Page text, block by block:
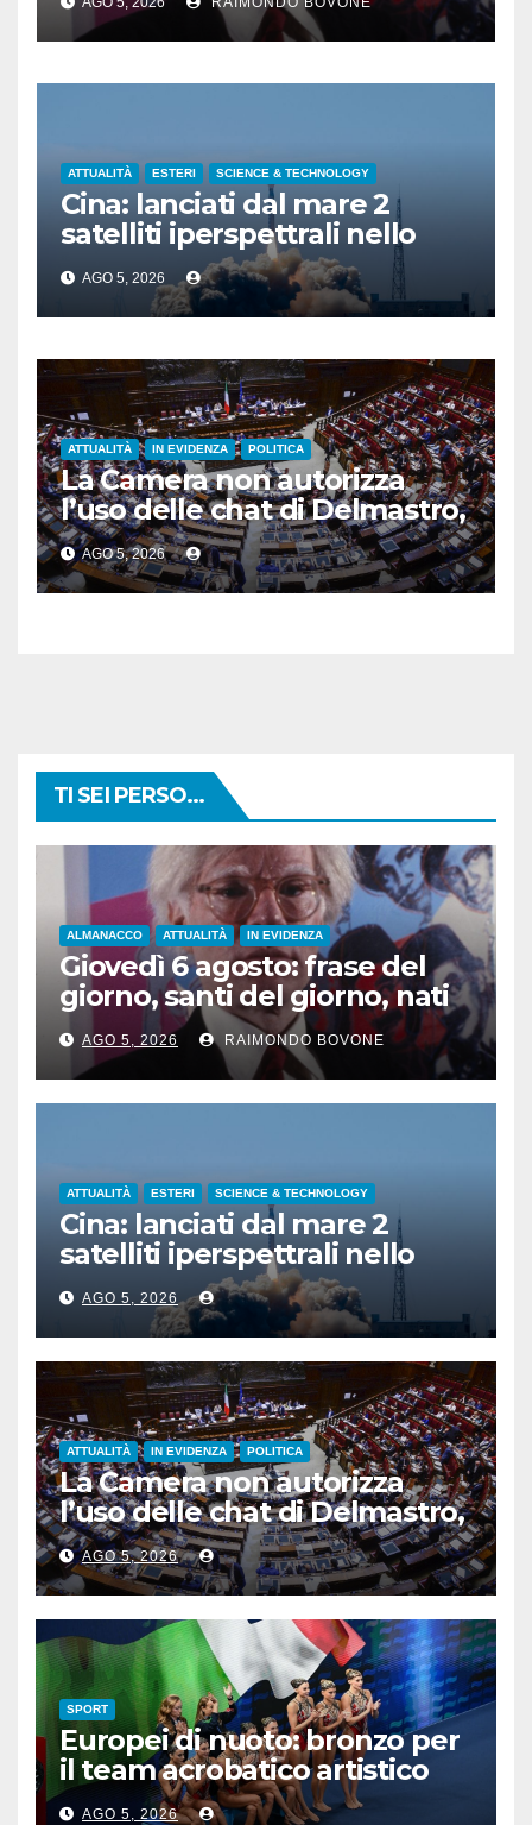
ATTUALITÀ ESTERI SCIENCE & TECHNOLOGY
Cina: lanciati dal mare 2
satelliti iperspettrali nello
Shandong
AGO 5, 2026
ATTUALITÀ IN EVIDENZA POLITICA
La Camera non autorizza
l’uso delle chat di Delmastro,
voto a scrutinio segreto
AGO 5, 2026
TI SEI PERSO...
ALMANACCO ATTUALITÀ IN EVIDENZA
Giovedì 6 agosto: frase del
giorno, santi del giorno, nati
famosi, accadde oggi
AGO 5, 2026 RAIMONDO BOVONE
ATTUALITÀ ESTERI SCIENCE & TECHNOLOGY
Cina: lanciati dal mare 2
satelliti iperspettrali nello
Shandong
AGO 5, 2026
ATTUALITÀ IN EVIDENZA POLITICA
La Camera non autorizza
l’uso delle chat di Delmastro,
voto a scrutinio segreto
AGO 5, 2026
SPORT
Europei di nuoto: bronzo per
il team acrobatico artistico
dell’Italia
AGO 5, 2026